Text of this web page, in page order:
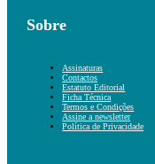
Sobre
Assinaturas
Contactos
Estatuto Editorial
Ficha Técnica
Termos e Condições
Assine a newsletter
Política de Privacidade